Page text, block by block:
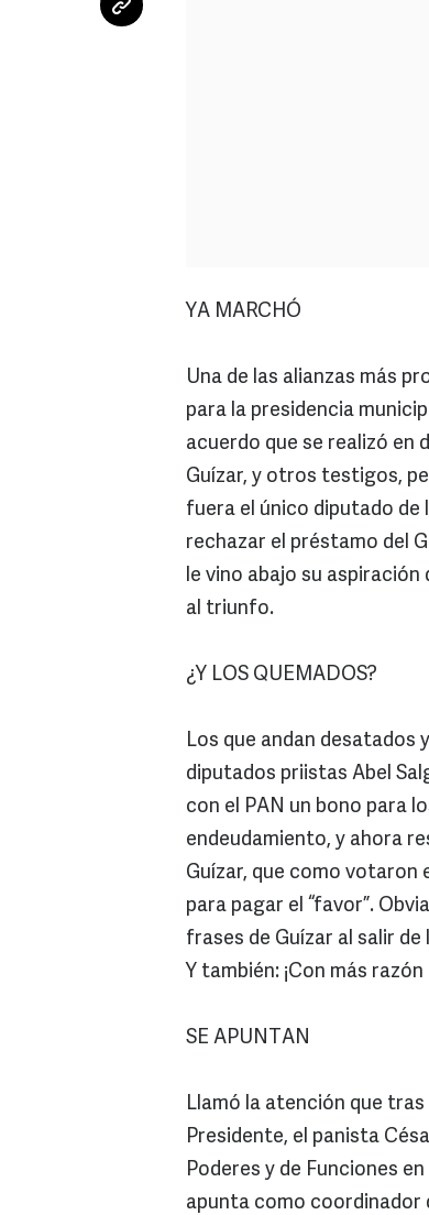
YA MARCHÓ
Una de las alianzas más
para la presidencia
acuerdo que se realizó en
Guízar, y otros testigos,
fuera el único diputado de
rechazar el préstamo del
le vino abajo su aspiración
al triunfo.
¿Y LOS QUEMADOS?
Los que andan desatados
diputados priistas Abel
con el PAN un bono para
endeudamiento, y ahora
Guízar, que como votaron
para pagar el “favor”.
frases de Guízar al salir
Y también: ¡Con más
SE APUNTAN
Llamó la atención que
Presidente, el panista
Poderes y de Funciones
apunta como coordinador